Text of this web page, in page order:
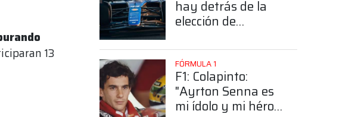
13
hay detrás de la
elección de
número 43
FÓRMULA 1
F1: Colapinto:
"Ayrton Senna es
mi ídolo y mi héroe